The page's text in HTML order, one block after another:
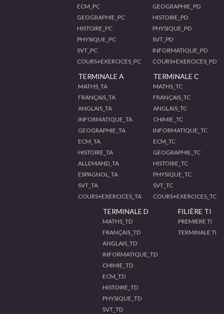
ECM_PC
GEOGRAPHIE_PC
HISTOIRE_PC
PHYSIQUE_PC
SVT_PC
COURS+EXERCICES_PC
GEOGRAPHIE_PD
HISTOIRE_PD
PHYSIQUE_PD
SVT_PD
INFORMATIQUE_PD
COURS+EXERCICES_PD
TERMINALE A
MATHS_TA
FRANÇAIS_TA
ANGLAIS_TA
INFORMATIQUE_TA
GEOGRAPHIE_TA
ECM_TA
HISTOIRE_TA
ALLEMAND_TA
ESPAGNOL_TA
SVT_TA
COURS+EXERCICES_TA
TERMINALE C
MATHS_TC
FRANÇAIS_TC
ANGLAIS_TC
CHIMIE_TC
INFORMATIQUE_TC
ECM_TC
GEOGRAPHIE_TC
HISTOIRE_TC
PHYSIQUE_TC
SVT_TC
COURS+EXERCICES_TC
TERMINALE D
MATHS_TD
FRANÇAIS_TD
ANGLAIS_TD
INFORMATIQUE_TD
CHIMIE_TD
ECM_TD
HISTOIRE_TD
PHYSIQUE_TD
SVT_TD
FILIÈRE TI
PREMIERE TI
TERMINALE TI